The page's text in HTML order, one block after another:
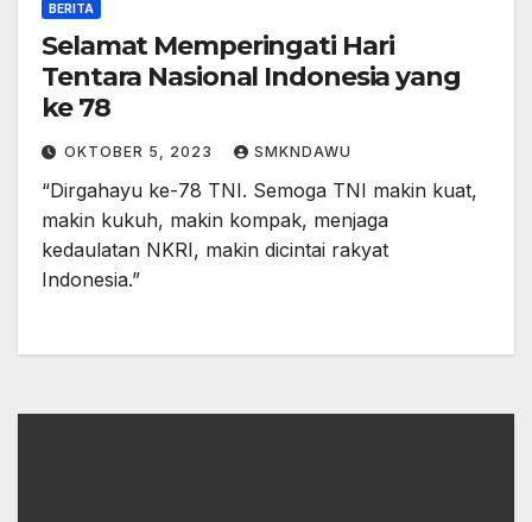
BERITA
Selamat Memperingati Hari
Tentara Nasional Indonesia yang
ke 78
OKTOBER 5, 2023 SMKNDAWU
“Dirgahayu ke-78 TNI. Semoga TNI makin kuat,
makin kukuh, makin kompak, menjaga
kedaulatan NKRI, makin dicintai rakyat
Indonesia.”